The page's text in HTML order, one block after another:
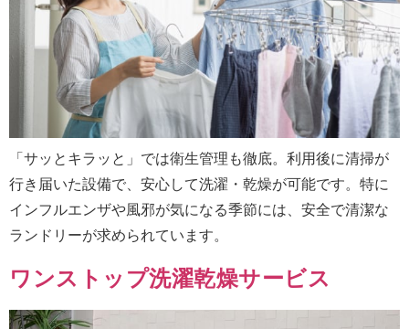
「サッとキラッと」では衛生管理も徹底。利用後に清掃が
行き届いた設備で、安心して洗濯・乾燥が可能です。特に
インフルエンザや風邪が気になる季節には、安全で清潔な
ランドリーが求められています。
ワンストップ洗濯乾燥サービス